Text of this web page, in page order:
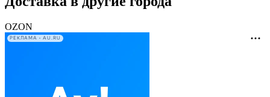
OZON
РЕКЛАМА • AU.RU